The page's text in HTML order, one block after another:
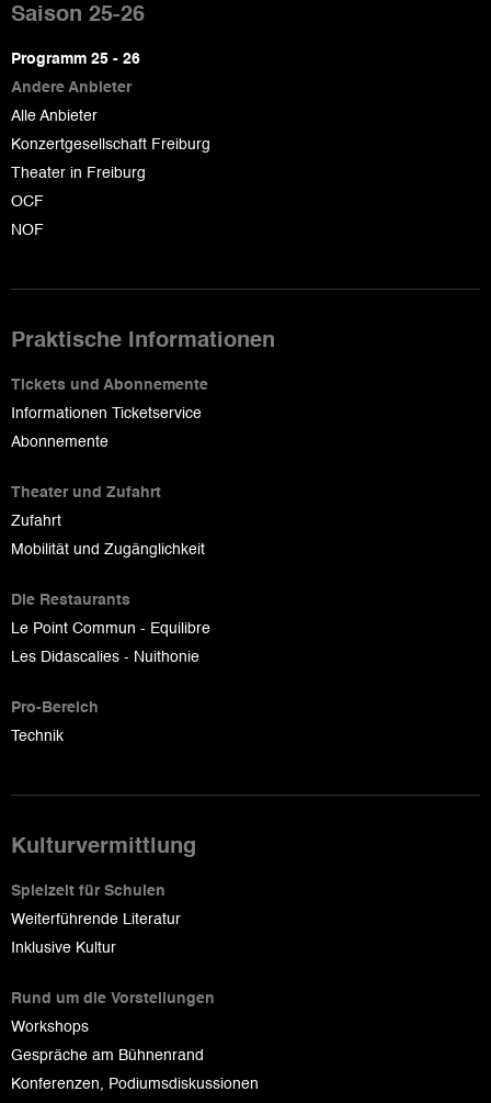
de
page
Saison 25-26
Programm 25 - 26
Andere Anbieter
Alle Anbieter
Konzertgesellschaft Freiburg
Theater in Freiburg
OCF
NOF
Praktische Informationen
Tickets und Abonnemente
Informationen Ticketservice
Abonnemente
Theater und Zufahrt
Zufahrt
Mobilität und Zugänglichkeit
Die Restaurants
Le Point Commun - Equilibre
Les Didascalies - Nuithonie
Pro-Bereich
Technik
Kulturvermittlung
Spielzeit für Schulen
Weiterführende Literatur
Inklusive Kultur
Rund um die Vorstellungen
Workshops
Gespräche am Bühnenrand
Konferenzen, Podiumsdiskussionen